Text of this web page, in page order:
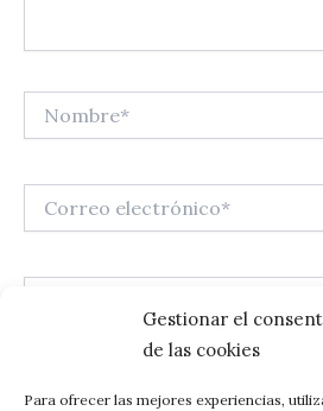
Gestionar el
de las cookies
Para ofrecer las mejores experiencias,
electrónico*
Web
Guarda mi nombre, correo